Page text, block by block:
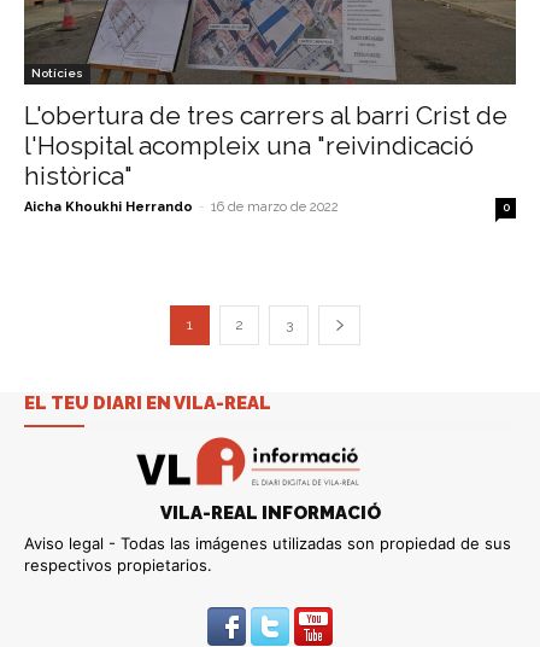
Notícies
L'obertura de tres carrers al barri Crist de
l'Hospital acompleix una "reivindicació
històrica"
Aicha Khoukhi Herrando - 16 de marzo de 2022 0
1 2 3
EL TEU DIARI EN VILA-REAL
VILA-REAL INFORMACIÓ
Aviso legal - Todas las imágenes utilizadas son propiedad de sus
respectivos propietarios.